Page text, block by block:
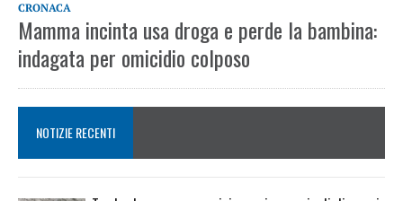
CRONACA
Mamma incinta usa droga e perde la bambina:
indagata per omicidio colposo
NOTIZIE RECENTI